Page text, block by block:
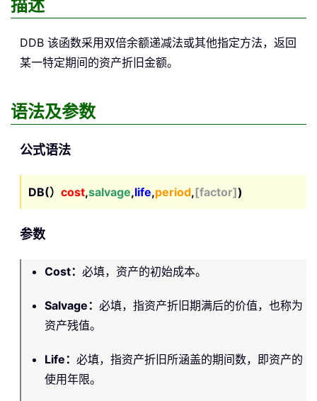
描述
DDB 该函数采用双倍余额递减法或其他指定方法，返回
某一特定期间的资产折旧金额。
语法及参数
公式语法
DB(） cost,salvage,life,period,[factor])
参数
Cost： 必填，资产的初始成本。
Salvage： 必填，指资产折旧期满后的价值，也称为
资产残值。
Life： 必填，指资产折旧所涵盖的期间数，即资产的
使用年限。